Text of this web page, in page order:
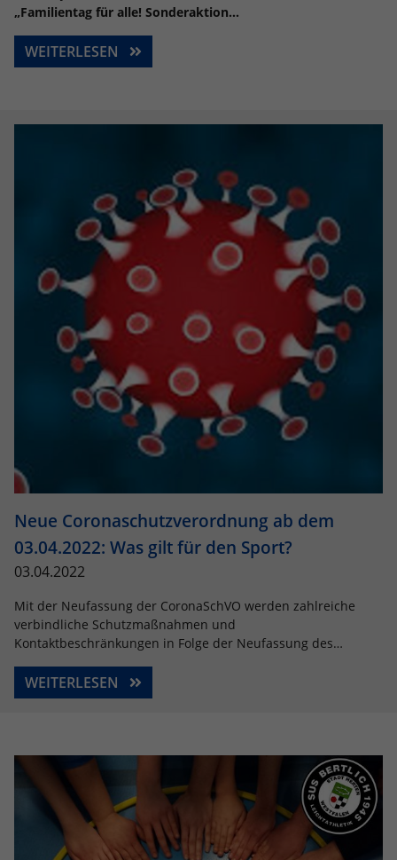
„Familientag für alle! Sonderaktion…
WEITERLESEN
Neue Coronaschutzverordnung ab dem
03.04.2022: Was gilt für den Sport?
03.04.2022
Mit der Neufassung der CoronaSchVO werden zahlreiche
verbindliche Schutzmaßnahmen und
Kontaktbeschränkungen in Folge der Neufassung des…
WEITERLESEN